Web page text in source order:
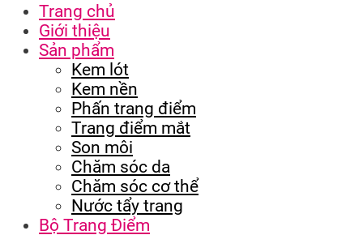
Trang chủ
Giới thiệu
Sản phẩm
Kem lót
Kem nền
Phấn trang điểm
Trang điểm mắt
Son môi
Chăm sóc da
Chăm sóc cơ thể
Nước tẩy trang
Bộ Trang Điểm